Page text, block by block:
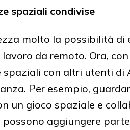
spaziali condivise
molto la possibilità
da remoto. Ora,
spaziali con altri utenti di
Per esempio,
un gioco spaziale e
possono aggiungere